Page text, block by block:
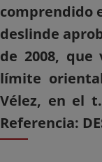
comprendido
deslinde
de 2008,
límite
Vélez, en el
Referencia: